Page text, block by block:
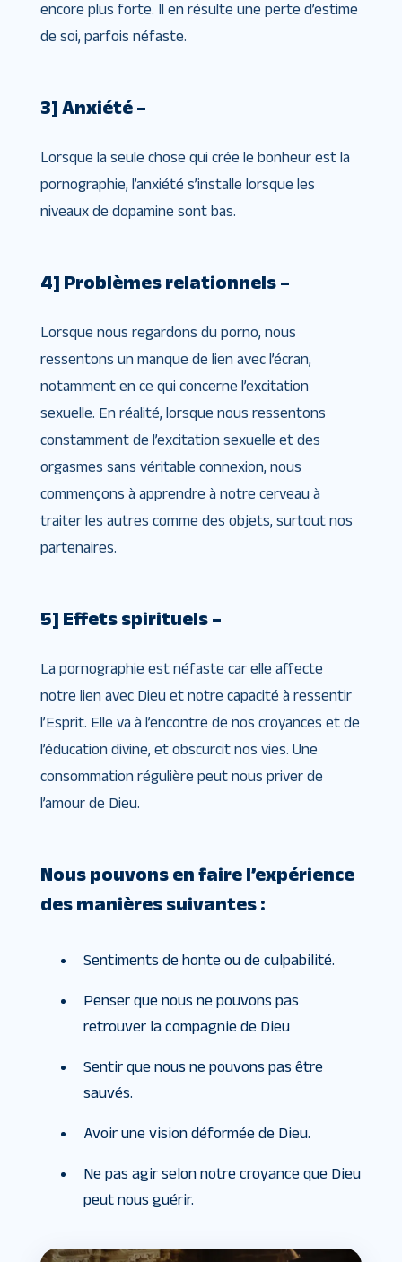
encore plus forte. Il en résulte une perte d’estime
de soi, parfois néfaste.
3] Anxiété –
Lorsque la seule chose qui crée le bonheur est la
pornographie, l’anxiété s’installe lorsque les
niveaux de dopamine sont bas.
4] Problèmes relationnels –
Lorsque nous regardons du porno, nous
ressentons un manque de lien avec l’écran,
notamment en ce qui concerne l’excitation
sexuelle. En réalité, lorsque nous ressentons
constamment de l’excitation sexuelle et des
orgasmes sans véritable connexion, nous
commençons à apprendre à notre cerveau à
traiter les autres comme des objets, surtout nos
partenaires.
5] Effets spirituels –
La pornographie est néfaste car elle affecte
notre lien avec Dieu et notre capacité à ressentir
l’Esprit. Elle va à l’encontre de nos croyances et de
l’éducation divine, et obscurcit nos vies. Une
consommation régulière peut nous priver de
l’amour de Dieu.
Nous pouvons en faire l’expérience
des manières suivantes :
Sentiments de honte ou de culpabilité.
Penser que nous ne pouvons pas
retrouver la compagnie de Dieu
Sentir que nous ne pouvons pas être
sauvés.
Avoir une vision déformée de Dieu.
Ne pas agir selon notre croyance que Dieu
peut nous guérir.